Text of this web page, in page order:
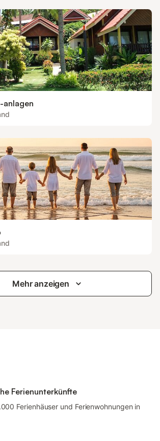
anlagen
Mehr anzeigen
Ferienunterkünfte
Ferienhäuser und Ferienwohnungen in